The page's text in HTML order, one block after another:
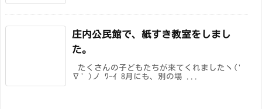
庄内公民館で、紙すき教室をしまし
た。
たくさんの子どもたちが来てくれましたヽ('
∇' )ノ ﾜｰｲ 8月にも、別の場 ...